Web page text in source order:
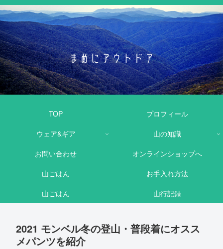
TOP
プロフィール
ウェア&ギア
山の知識
お問い合わせ
オンラインショップへ
山ごはん
お手入れ方法
山ごはん
山行記録
2021 モンベル冬の登山・普段着にオスス
メパンツを紹介